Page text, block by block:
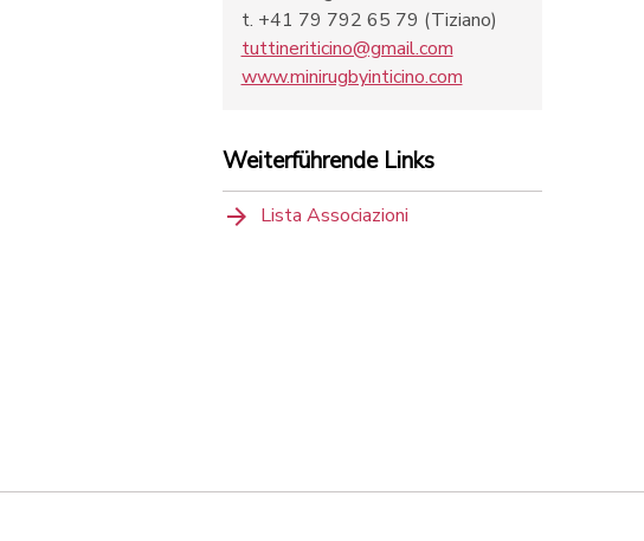
t. +41 79 792 65 79 (Tiziano)
tuttineriticino@gmail.com
www.minirugbyinticino.com
Weiterführende Links
Lista Associazioni